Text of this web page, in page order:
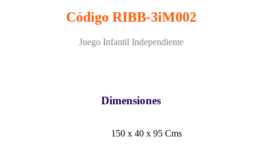
Código RIBB-3iM002
Juego Infantil Independiente
Dimensiones
150 x 40 x 95 Cms